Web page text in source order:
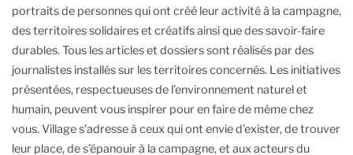
portraits de personnes qui ont créé leur activité à la campagne,
des territoires solidaires et créatifs ainsi que des savoir-faire
durables.Tous les articles et dossiers sont réalisés par des
journalistes installés sur les territoires concernés. Les initiatives
présentées, respectueuses de l’environnement naturel et
humain, peuvent vous inspirer pour en faire de même chez
vous.Village s'adresse à ceux qui ont envie d’exister, de trouver
leur place, de s’épanouir à la campagne, et aux acteurs du